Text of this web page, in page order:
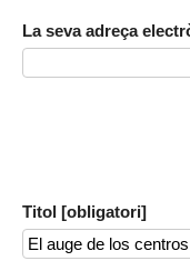
La seva adreça
Titol [obligatori]